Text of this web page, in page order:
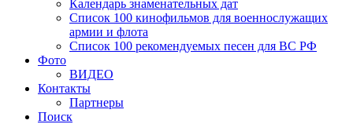
Календарь знаменательных дат
Список 100 кинофильмов для военнослужащих
армии и флота
Список 100 рекомендуемых песен для ВС РФ
Фото
ВИДЕО
Контакты
Партнеры
Поиск